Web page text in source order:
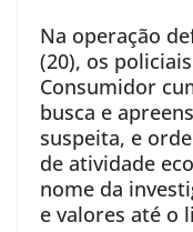
Na operação
(20), os
Consumidor
busca e
suspeita, e
de atividade
nome da
e valores até o